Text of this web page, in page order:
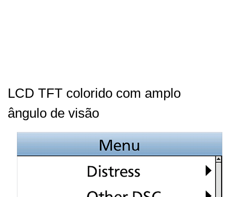
LCD TFT colorido com amplo
ângulo de visão